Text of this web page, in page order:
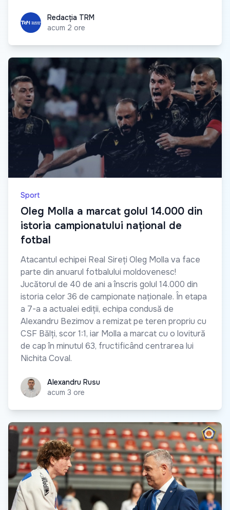
Redacția TRM
Redacția TRM
acum 2 ore
Sport
Oleg Molla a marcat golul 14.000 din
istoria campionatului național de
fotbal
Atacantul echipei Real Sireți Oleg Molla va face
parte din anuarul fotbalului moldovenesc!
Jucătorul de 40 de ani a înscris golul 14.000 din
istoria celor 36 de campionate naționale. În etapa
a 7-a a actualei ediții, echipa condusă de
Alexandru Bezimov a remizat pe teren propriu cu
CSF Bălți, scor 1:1, iar Molla a marcat cu o lovitură
de cap în minutul 63, fructificând centrarea lui
Nichita Coval.
Alexandru Rusu
Alexandru Rusu
acum 3 ore